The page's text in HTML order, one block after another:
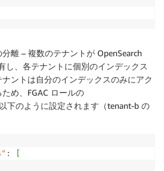
分離 – 複数のテナントが OpenSearch
し、各テナントに個別のインデックス
ントは自分のインデックスのみにアク
め、FGAC ロールの
下のように設定されます（tenant-b の
:
[